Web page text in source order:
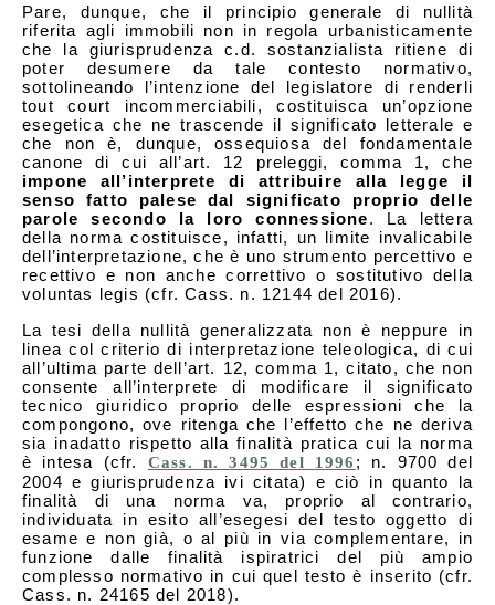
Pare, dunque, che il principio generale di nullità
riferita agli immobili non in regola urbanisticamente
che la giurisprudenza c.d. sostanzialista ritiene di
poter desumere da tale contesto normativo,
sottolineando l’intenzione del legislatore di renderli
tout court incommerciabili, costituisca un’opzione
esegetica che ne trascende il significato letterale e
che non è, dunque, ossequiosa del fondamentale
canone di cui all’art. 12 preleggi, comma 1, che
impone all’interprete di attribuire alla legge il
senso fatto palese dal significato proprio delle
parole secondo la loro connessione. La lettera
della norma costituisce, infatti, un limite invalicabile
dell’interpretazione, che è uno strumento percettivo e
recettivo e non anche correttivo o sostitutivo della
voluntas legis (cfr. Cass. n. 12144 del 2016).
La tesi della nullità generalizzata non è neppure in
linea col criterio di interpretazione teleologica, di cui
all’ultima parte dell’art. 12, comma 1, citato, che non
consente all’interprete di modificare il significato
tecnico giuridico proprio delle espressioni che la
compongono, ove ritenga che l’effetto che ne deriva
sia inadatto rispetto alla finalità pratica cui la norma
è intesa (cfr. Cass. n. 3495 del 1996 ; n. 9700 del
2004 e giurisprudenza ivi citata) e ciò in quanto la
finalità di una norma va, proprio al contrario,
individuata in esito all’esegesi del testo oggetto di
esame e non già, o al più in via complementare, in
funzione dalle finalità ispiratrici del più ampio
complesso normativo in cui quel testo è inserito (cfr.
Cass. n. 24165 del 2018).